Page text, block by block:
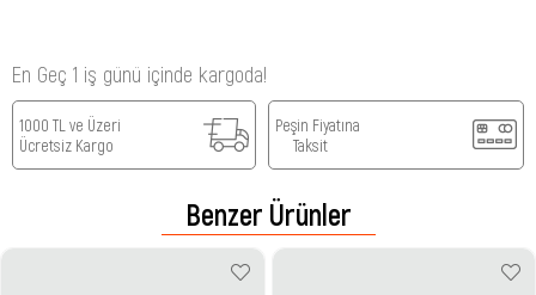
En Geç 1 iş günü içinde kargoda!
1000 TL ve Üzeri
Ücretsiz Kargo
Peşin Fiyatına
Taksit
Benzer Ürünler